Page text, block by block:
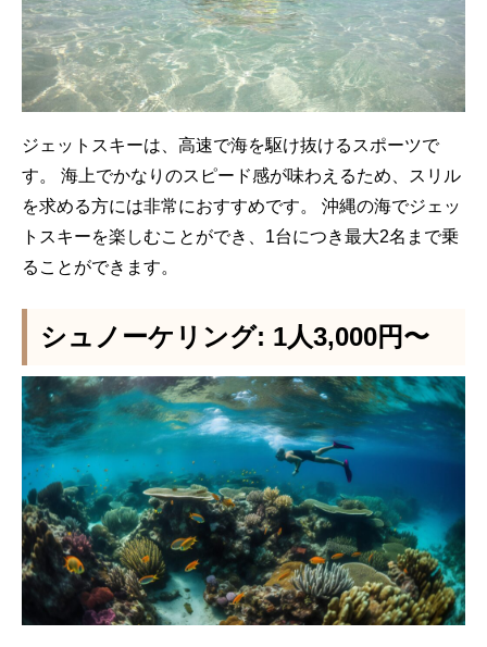
ジェットスキーは、高速で海を駆け抜けるスポーツで
す。 海上でかなりのスピード感が味わえるため、スリル
を求める方には非常におすすめです。 沖縄の海でジェッ
トスキーを楽しむことができ、1台につき最大2名まで乗
ることができます。
シュノーケリング: 1人3,000円〜